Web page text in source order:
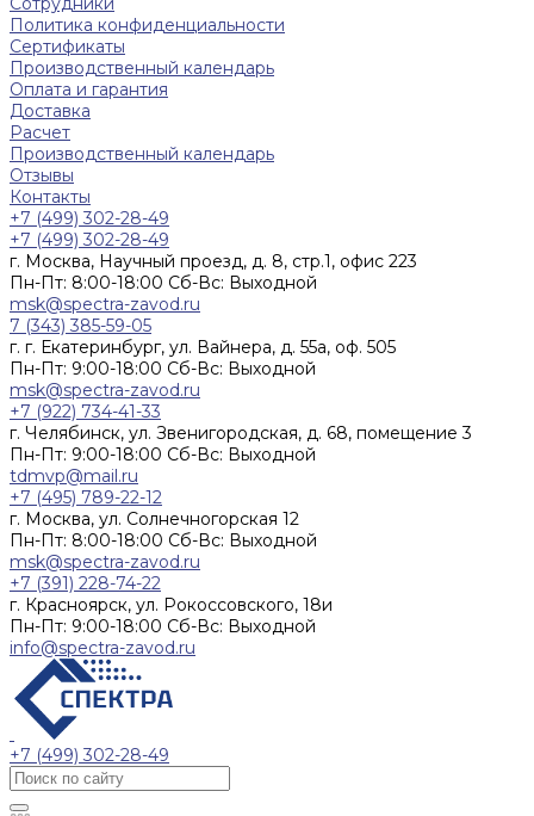
Политика конфиденциальности
Сертификаты
Производственный календарь
Оплата и гарантия
Доставка
Расчет
Производственный календарь
Отзывы
Контакты
+7 (499) 302-28-49
+7 (499) 302-28-49
г. Москва, Научный проезд, д. 8, стр.1, офис 223
Пн-Пт: 8:00-18:00 Cб-Вс: Выходной
msk@spectra-zavod.ru
7 (343) 385-59-05
г. г. Екатеринбург, ул. Вайнера, д. 55а, оф. 505
Пн-Пт: 9:00-18:00 Cб-Вс: Выходной
msk@spectra-zavod.ru
+7 (922) 734-41-33
г. Челябинск, ул. Звенигородская, д. 68, помещение 3
Пн-Пт: 9:00-18:00 Cб-Вс: Выходной
tdmvp@mail.ru
+7 (495) 789-22-12
г. Москва, ул. Солнечногорская 12
Пн-Пт: 8:00-18:00 Cб-Вс: Выходной
msk@spectra-zavod.ru
+7 (391) 228-74-22
г. Красноярск, ул. Рокоссовского, 18и
Пн-Пт: 9:00-18:00 Cб-Вс: Выходной
info@spectra-zavod.ru
+7 (499) 302-28-49